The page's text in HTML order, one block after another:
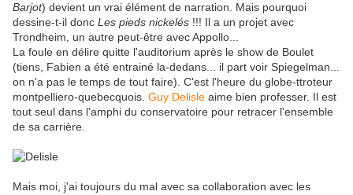
Barjot) devient un vrai élément de narration. Mais pourquoi
dessine-t-il donc Les pieds nickelés !!! Il a un projet avec
Trondheim, un autre peut-être avec Appollo...
La foule en délire quitte l'auditorium après le show de Boulet
(tiens, Fabien a été entrainé la-dedans... il part voir Spiegelman...
on n'a pas le temps de tout faire). C'est l'heure du globe-ttroteur
montpelliero-quebecquois. Guy Delisle aime bien professer. Il est
tout seul dans l'amphi du conservatoire pour retracer l'ensemble
de sa carrière.
Mais moi, j'ai toujours du mal avec sa collaboration avec les